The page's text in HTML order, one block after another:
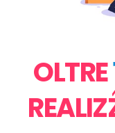
OLTRE